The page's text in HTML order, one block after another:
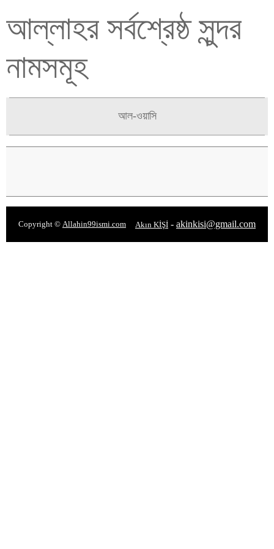
আল্লাহর সর্বশ্রেষ্ঠ সুন্দর
নামসমূহ
আল-ওয়াসি
Copyright © Allahin99ismi.com Akın KİŞİ - akinkisi@gmail.com